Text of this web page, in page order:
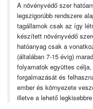
A növényvédő szer
legszigorúbb rendszere
tagállamok csak az így
készített növényvédő
hatóanyag csak a
(általában 7-15 évig)
folyamatok együttes
forgalmazását és
ember és környezete
illetve a lehető